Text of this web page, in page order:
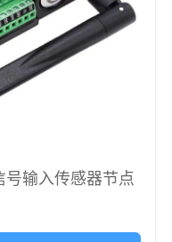
号输入传感器节点